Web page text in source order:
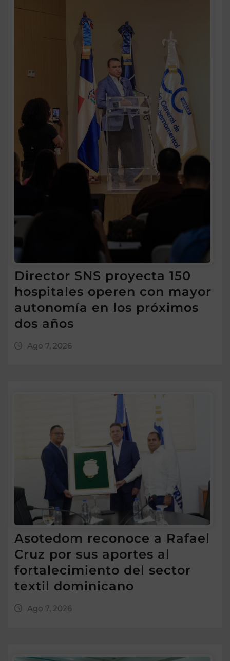
Director SNS proyecta 150
hospitales operen con mayor
autonomía en los próximos
dos años
Ago 7, 2026
Asotedom reconoce a Rafael
Cruz por sus aportes al
fortalecimiento del sector
textil dominicano
Ago 7, 2026